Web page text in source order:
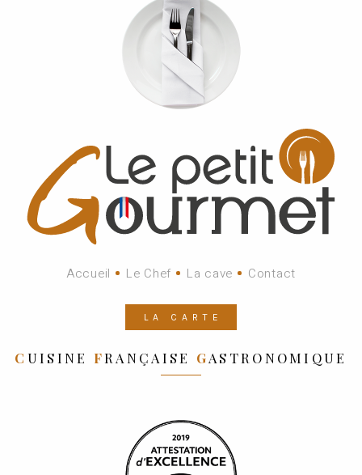
Accueil Le Chef La cave Contact
LA CARTE
C UISINE FRANÇAISE GASTRONOMIQUE